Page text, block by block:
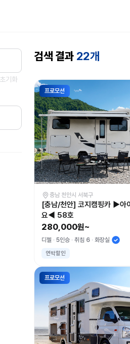
초기화
검색 결과 22개
프로모션
충남 천안시 서북구
[충남/천안] 코지캠핑카 ▶아
요◀ 58호
280,000원~
디젤 5인승 취침 6 화장실
연박할인
프로모션